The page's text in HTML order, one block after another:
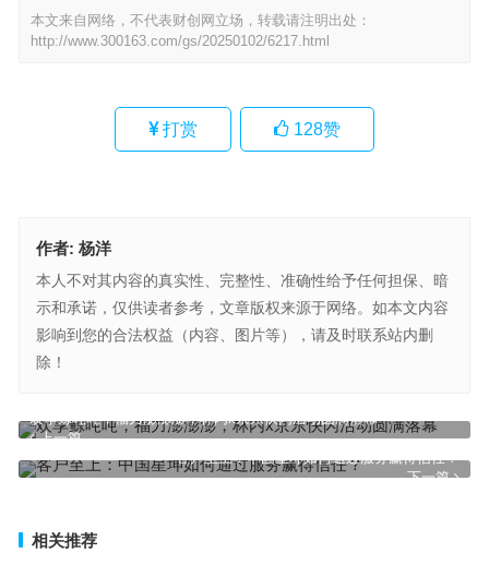
本文来自网络，不代表财创网立场，转载请注明出处：
http://www.300163.com/gs/20250102/6217.html
打赏 128赞
作者: 杨洋
本人不对其内容的真实性、完整性、准确性给予任何担保、暗
示和承诺，仅供读者参考，文章版权来源于网络。如本文内容
影响到您的合法权益（内容、图片等），请及时联系站内删
除！
上一篇
欢享鲸吨吨，福力澎澎澎，林内x京东快闪活动圆满落幕
下一篇
客户至上：中国星坤如何通过服务赢得信任？
相关推荐